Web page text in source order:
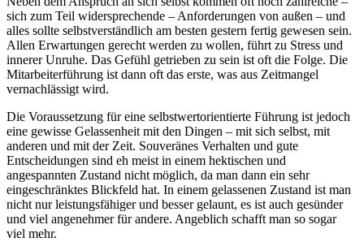
sich zum Teil widersprechende – Anforderungen von außen – und
alles sollte selbstverständlich am besten gestern fertig gewesen sein.
Allen Erwartungen gerecht werden zu wollen, führt zu Stress und
innerer Unruhe. Das Gefühl getrieben zu sein ist oft die Folge. Die
Mitarbeiterführung ist dann oft das erste, was aus Zeitmangel
vernachlässigt wird.
Die Voraussetzung für eine selbstwertorientierte Führung ist jedoch
eine gewisse Gelassenheit mit den Dingen – mit sich selbst, mit
anderen und mit der Zeit. Souveränes Verhalten und gute
Entscheidungen sind eh meist in einem hektischen und
angespannten Zustand nicht möglich, da man dann ein sehr
eingeschränktes Blickfeld hat. In einem gelassenen Zustand ist man
nicht nur leistungsfähiger und besser gelaunt, es ist auch gesünder
und viel angenehmer für andere. Angeblich schafft man so sogar
viel mehr.